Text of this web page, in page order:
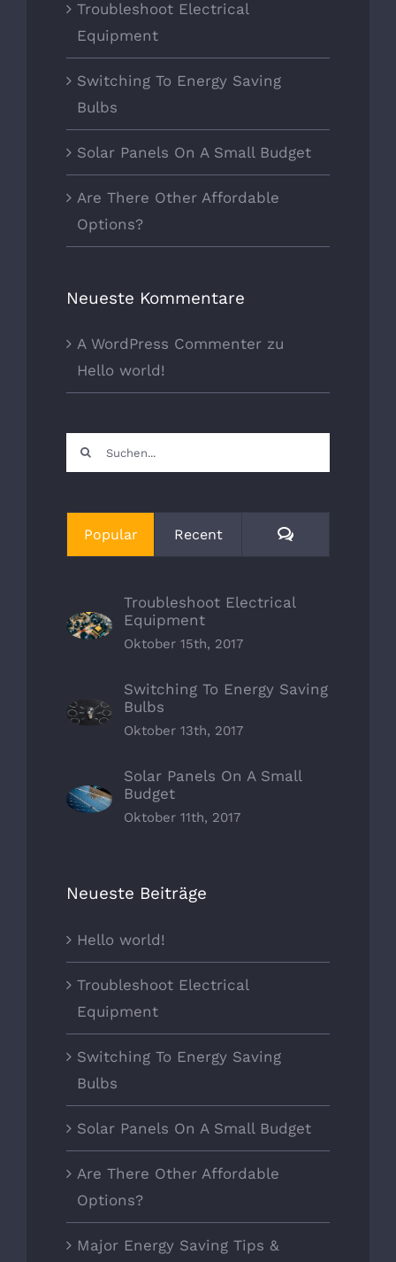
Troubleshoot Electrical
Equipment
Switching To Energy Saving
Bulbs
Solar Panels On A Small Budget
Are There Other Affordable
Options?
Neueste Kommentare
A WordPress Commenter zu
Hello world!
Suche
nach:
Popular Recent Kommentare
Troubleshoot Electrical
Equipment
Oktober 15th, 2017
Switching To Energy Saving
Bulbs
Oktober 13th, 2017
Solar Panels On A Small
Budget
Oktober 11th, 2017
Neueste Beiträge
Hello world!
Troubleshoot Electrical
Equipment
Switching To Energy Saving
Bulbs
Solar Panels On A Small Budget
Are There Other Affordable
Options?
Major Energy Saving Tips &